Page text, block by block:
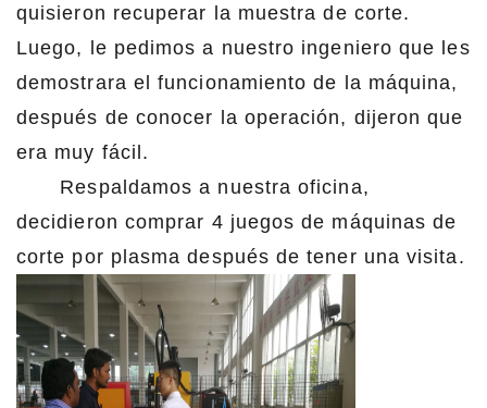
quisieron recuperar la muestra de corte.
Luego, le pedimos a nuestro ingeniero que les
demostrara el funcionamiento de la máquina,
después de conocer la operación, dijeron que
era muy fácil.
Respaldamos a nuestra oficina,
decidieron comprar 4 juegos de máquinas de
corte por plasma después de tener una visita.